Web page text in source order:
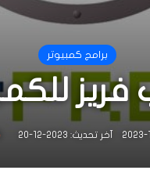
برامج كمبيوتر
2023- آخر تحديث: 2023-12-20